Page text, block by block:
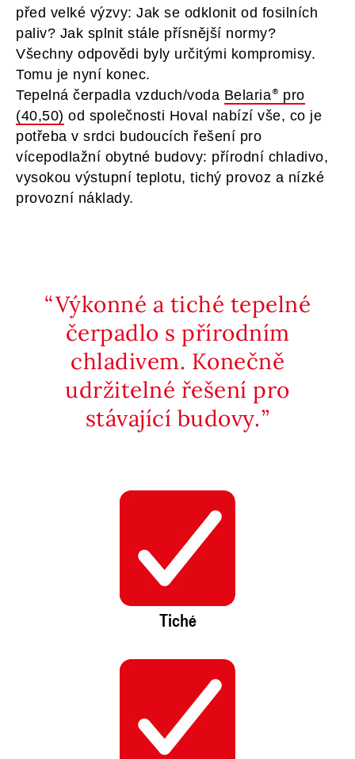
před velké výzvy: Jak se odklonit od fosilních
paliv? Jak splnit stále přísnější normy?
Všechny odpovědi byly určitými kompromisy.
Tomu je nyní konec.
Tepelná čerpadla vzduch/voda Belaria
pro
(40,50) od společnosti Hoval nabízí vše, co je
potřeba v srdci budoucích řešení pro
vícepodlažní obytné budovy: přírodní chladivo,
vysokou výstupní teplotu, tichý provoz a nízké
provozní náklady.
Výkonné a tiché tepelné
čerpadlo s přírodním
chladivem. Konečně
udržitelné řešení pro
stávající budovy.
Tiché